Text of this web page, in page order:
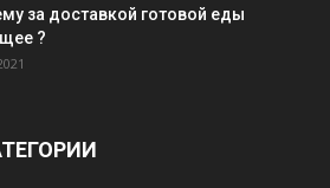
за доставкой готовой еды
?